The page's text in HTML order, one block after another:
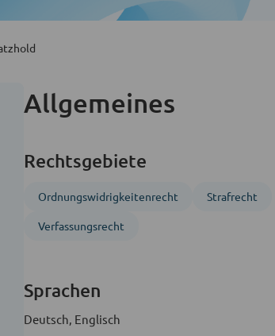
Allgemeines
Rechtsgebiete
Ordnungs­widrigkeitenrecht Strafrecht
Verfassungs­recht
Sprachen
Deutsch, Englisch